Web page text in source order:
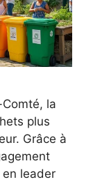
la
plus
Grâce à
leader